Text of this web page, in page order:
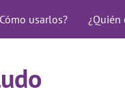
usarlos? ¿Quién